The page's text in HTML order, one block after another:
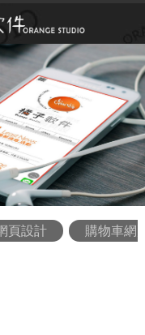
頁設計 購物車網